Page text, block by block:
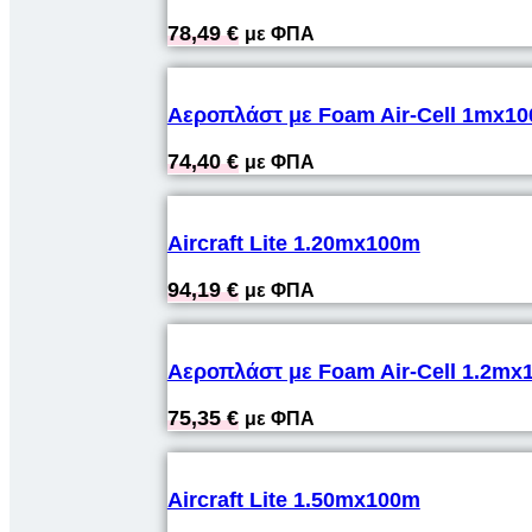
78,49€ με ΦΠΑ
Αεροπλάστ με Foam Air-Cell
74,40€ με ΦΠΑ
Aircraft Lite 1.20mx100m
94,19€ με ΦΠΑ
Αεροπλάστ με Foam Air-Cell
75,35€ με ΦΠΑ
Aircraft Lite 1.50mx100m